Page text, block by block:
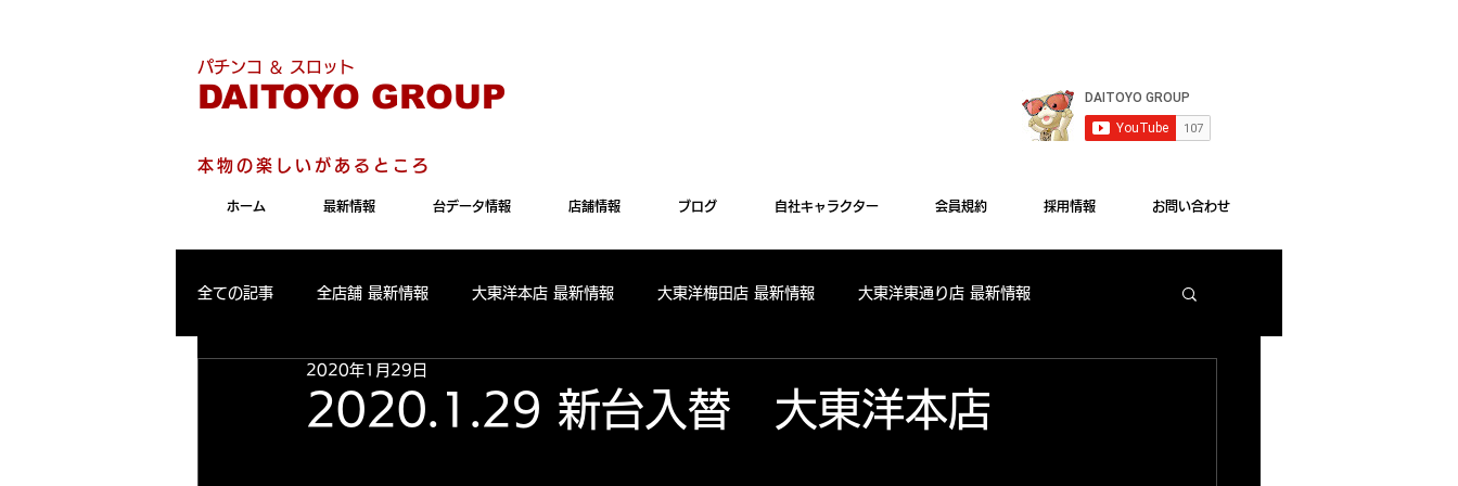
パチンコ ＆ スロット
DAITOYO GROUP
本物の楽しいがあるところ
ホーム 最新情報 台データ情報 店舗情報 ブログ 自社キャラクター 会員規約 採用情報 お問い合わせ
全ての記事 全店舗 最新情報 大東洋本店 最新情報 大東洋梅田店 最新情報 大東洋東通り店 最新情報
パールサーティーン 最新情報
2020.1.29 新台入替 大東洋本店
2020年1月29日